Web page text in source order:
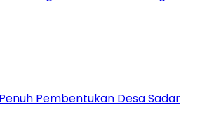
Pembentukan Desa Sadar